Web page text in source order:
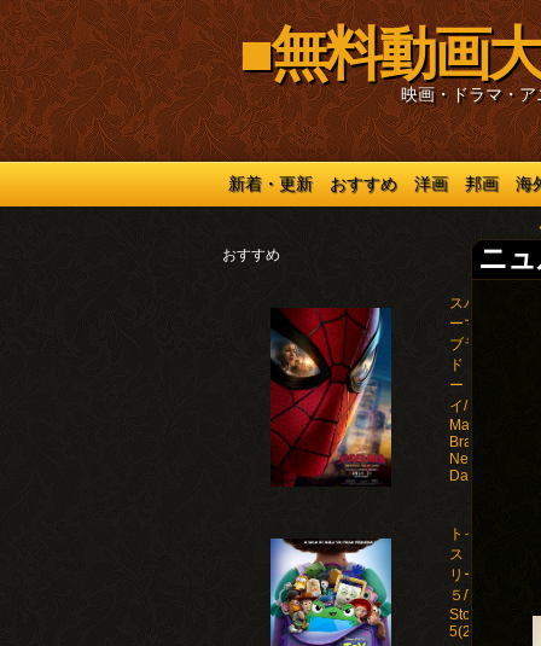
■無料動画
映画・ドラマ・ア
新着・更新 おすすめ 洋画 邦画 海
おすすめ
スパイダ
ーマン：
ブラン
ド・ニュ
ー・デ
イ/Spider-
Man:
Brand
New
Day(2026)
トイ・
ストー
リー
５/Toy
Story
5(2026)
ニ